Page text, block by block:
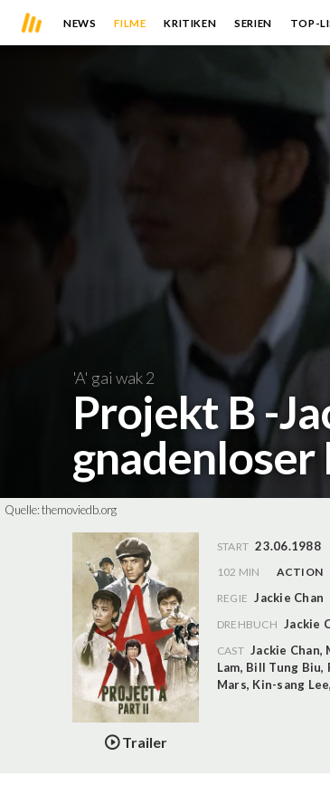
NEWS FILME KRITIKEN SERIEN TOP-
'A' gai wak 2
Projekt B -
gnadenloser
Quelle:themoviedb.org
Trailer
START 23.06.1988
102 MIN ACTION
REGIE Jackie Chan
DREHBUCH Jackie
CAST Jackie Chan,
Lam, Bill Tung Biu,
Mars, Kin-sang Lee,